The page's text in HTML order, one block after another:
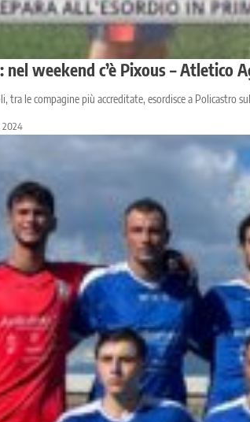
nel weekend c’è Pixous – Atletico
tra le compagine più accreditate, esordisce a Policastro
2024